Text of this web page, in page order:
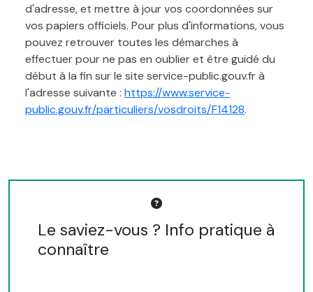
d'adresse, et mettre à jour vos coordonnées sur
vos papiers officiels. Pour plus d'informations, vous
pouvez retrouver toutes les démarches à
effectuer pour ne pas en oublier et être guidé du
début à la fin sur le site service-public.gouv.fr à
l'adresse suivante : https://www.service-
public.gouv.fr/particuliers/vosdroits/F14128.
Le saviez-vous ? Info pratique à
connaître